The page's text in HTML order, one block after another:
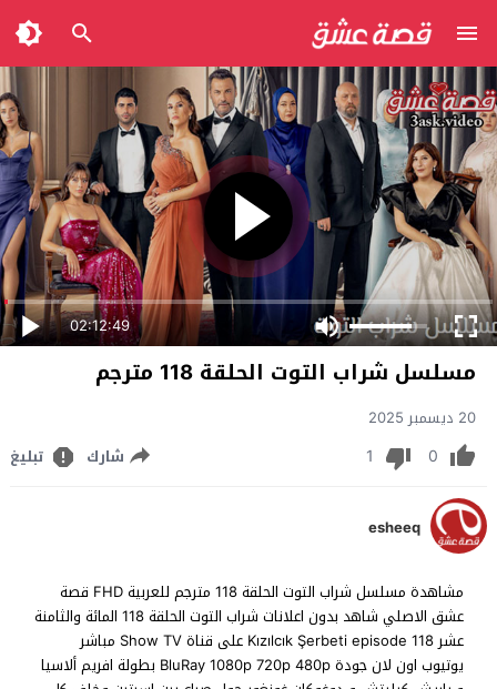
02:12:49
مسلسل شراب التوت الحلقة 118 مترجم
20 ديسمبر 2025
0
1 شارك تبليغ
esheeq
مشاهدة مسلسل شراب التوت الحلقة 118 مترجم للعربية FHD قصة
عشق الاصلي شاهد بدون اعلانات شراب التوت الحلقة 118 المائة والثامنة
عشر Kızılcık Şerbeti episode 118 على قناة Show TV مباشر
يوتيوب اون لان جودة BluRay 1080p 720p 480p بطولة افريم ألاسيا